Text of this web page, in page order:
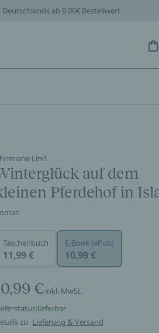
ab 9,00€ Bestellwert
Lind
auf dem
Pferdehof in
Taschenbuch
11,99 €
E-Book (ePub)
10,99 €
€inkl. MwSt.
lieferbar
zu Lieferung & Versand